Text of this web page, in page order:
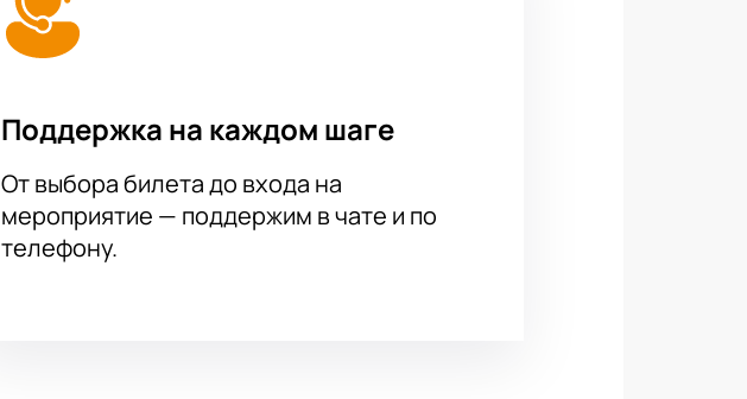
Поддержка на каждом шаге
От выбора билета до входа на
мероприятие — поддержим в чате и по
телефону.